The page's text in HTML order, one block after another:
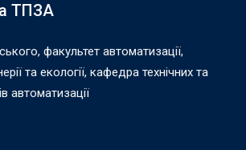
ТПЗА
факультет автоматизації,
та екології, кафедра технічних та
автоматизації